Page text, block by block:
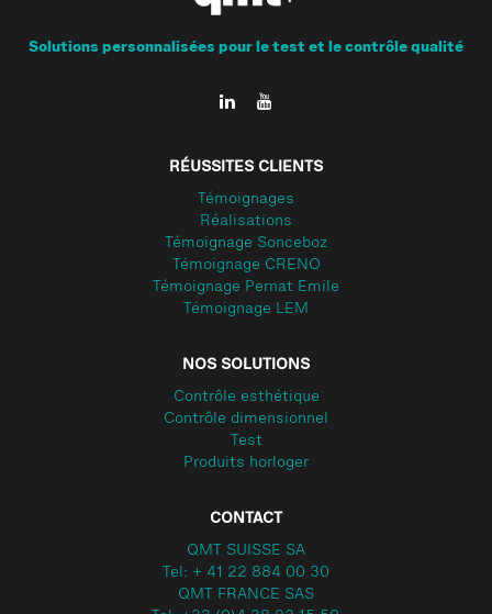
Solutions personnalisées pour le test et le contrôle qualité
RÉUSSITES CLIENTS
Témoignages
Réalisations
Témoignage Sonceboz
Témoignage CRENO
Témoignage Pernat Emile
Témoignage LEM
NOS SOLUTIONS
Contrôle esthétique
Contrôle dimensionnel
Test
Produits horloger
CONTACT
QMT SUISSE SA
Tel: + 41 22 884 00 30
QMT FRANCE SAS